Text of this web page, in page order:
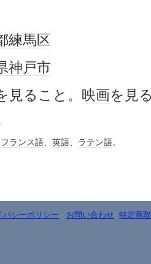
練馬区
神戸市
見ること。 映画を見
フランス語、 英語、 ラテン語。
バシーポリシー - お問い合わせ- 特定商